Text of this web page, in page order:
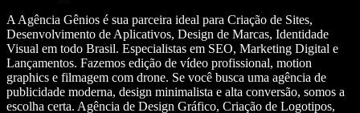
A Agência Gênios é sua parceira ideal para Criação de Sites,
Desenvolvimento de Aplicativos, Design de Marcas, Identidade
Visual em todo Brasil. Especialistas em SEO, Marketing Digital e
Lançamentos. Fazemos edição de vídeo profissional, motion
graphics e filmagem com drone. Se você busca uma agência de
publicidade moderna, design minimalista e alta conversão, somos a
escolha certa. Agência de Design Gráfico, Criação de Logotipos,